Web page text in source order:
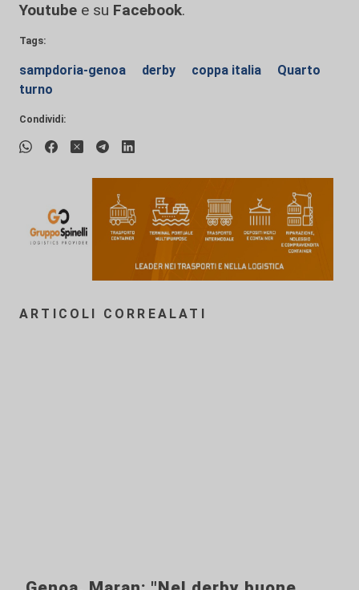
Youtube e su Facebook.
Tags:
sampdoria-genoa derby coppa italia
Quarto
turno
Condividi:
ARTICOLI CORREALATI